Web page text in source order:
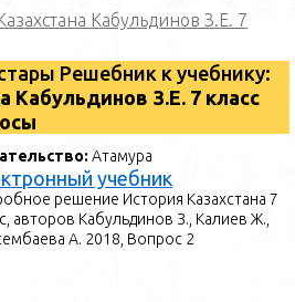
Кабульдинов З.Е. 7
Решебник к учебнику:
Кабульдинов З.Е. 7 класс
Атамура
учебник
решение История Казахстана 7
авторов Кабульдинов З., Калиев Ж.,
А. 2018, Вопрос 2